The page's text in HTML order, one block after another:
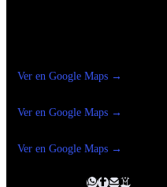
Ver en Google Maps →
Ver en Google Maps →
Ver en Google Maps →